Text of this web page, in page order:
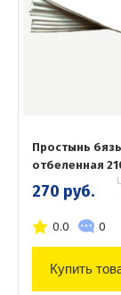
Простынь бязь
отбеленная
270 руб.
0.0 0
Купить